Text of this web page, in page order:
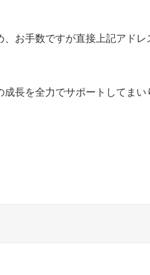
お手数ですが直接上記アドレ
長を全力でサポートしてまい